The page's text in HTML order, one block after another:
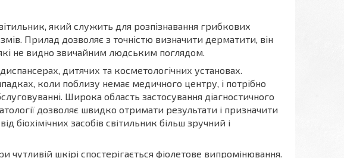
який служить для розпізнавання грибкових
Прилад дозволяє з точністю визначити дерматити, він
не видно звичайним людським поглядом.
дитячих та косметологічних установах.
коли поблизу немає медичного центру, і потрібно
Широка область застосування діагностичного
дозволяє швидко отримати результати і призначити
біохімічних засобів світильник більш зручний і
чутливій шкірі спостерігається фіолетове випромінювання.